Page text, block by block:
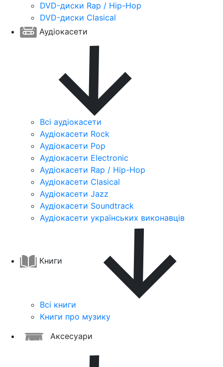
DVD-диски Rap / Hip-Hop
DVD-диски Clasical
Аудіокасети
Всі аудіокасети
Аудіокасети Rock
Аудіокасети Pop
Аудіокасети Electronic
Аудіокасети Rap / Hip-Hop
Аудіокасети Clasical
Аудіокасети Jazz
Аудіокасети Soundtrack
Аудіокасети українських виконавців
Книги
Всі книги
Книги про музику
Аксесуари